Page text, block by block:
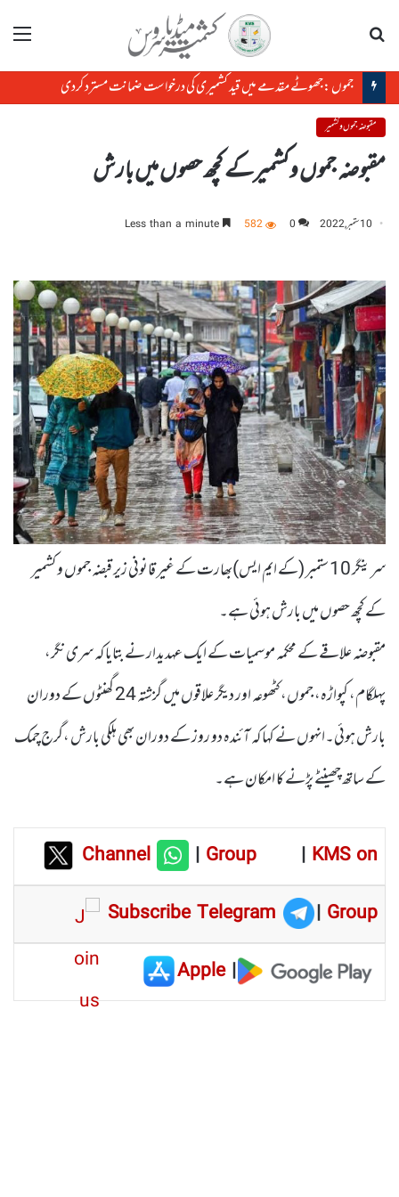
مینو
جموں :جھوٹے مقدمے میں قید کشمیری کی درخواست ضمانت مسترد کردی
مقبوضہ جموں و کشمیر
مقبوضہ جموں وکشمیرکے کچھ حصوں میں بارش
10 ستمبر, 2022 0
582
سرینگر 10 ستمبر (کے ایم ایس)بھارت کے غیر قانونی زیر قبضہ جموں و کشمیر
کے کچھ حصوں میں بارش ہوئی ہے۔
مقبوضہ علاقے کے محکمہ موسمیات کے ایک عہدیدار نے بتایا کہ سری نگر،
پہلگام، کپواڑہ، جموں، کٹھوعہ اور دیگر علاقوں میں گزشتہ 24 گھنٹوں کے دوران
بارش ہوئی۔انہوں نے کہا کہ آئندہ دو روز کے دوران بھی ہلکی بارش ،گرج چمک
کے ساتھ چھینٹے پڑنے کا امکان ہے۔
Channel |Group | KMS on
Subscribe Telegram
| Group
|
Apple